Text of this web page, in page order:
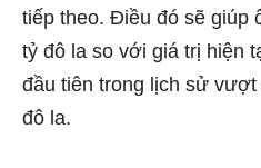
tiếp theo. Điều đó sẽ giúp
tỷ đô la so với giá trị hiện
đầu tiên trong lịch sử
đô la.